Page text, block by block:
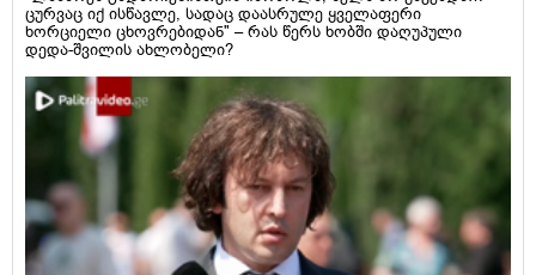
ცურვაც იქ ისწავლე, სადაც დაასრულე ყველაფერი
ხორციელი ცხოვრებიდან" – რას წერს ხობში დაღუპული
დედა-შვილის ახლობელი?